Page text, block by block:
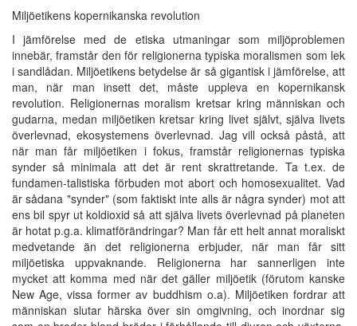
Miljöetikens kopernikanska revolution
I jämförelse med de etiska utmaningar som miljöproblemen
innebär, framstår den för religionerna typiska moralismen som lek
i sandlådan. Miljöetikens betydelse är så gigantisk i jämförelse, att
man, när man insett det, måste uppleva en kopernikansk
revolution. Religionernas moralism kretsar kring människan och
gudarna, medan miljöetiken kretsar kring livet självt, själva livets
överlevnad, ekosystemens överlevnad. Jag vill också påstå, att
när man får miljöetiken i fokus, framstår religionernas typiska
synder så minimala att det är rent skrattretande. Ta t.ex. de
fundamen-talistiska förbuden mot abort och homosexualitet. Vad
är sådana "synder" (som faktiskt inte alls är några synder) mot att
ens bil spyr ut koldioxid så att själva livets överlevnad på planeten
är hotat p.g.a. klimatförändringar? Man får ett helt annat moraliskt
medvetande än det religionerna erbjuder, när man får sitt
miljöetiska uppvaknande. Religionerna har sannerligen inte
mycket att komma med när det gäller miljöetik (förutom kanske
New Age, vissa former av buddhism o.a). Miljöetiken fordrar att
människan slutar härska över sin omgivning, och inordnar sig